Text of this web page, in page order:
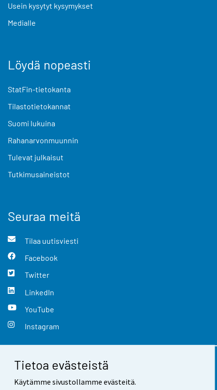
Tietoa evästeistä
Käytämme sivustollamme evästeitä.
Usein kysytyt kysymykset
Medialle
Löydä nopeasti
StatFin-tietokanta
Tilastotietokannat
Suomi lukuina
Rahanarvonmuunnin
Tulevat julkaisut
Tutkimusaineistot
Seuraa meitä
Tilaa uutisviesti
Facebook
Twitter
LinkedIn
YouTube
Instagram
Yhteystiedot
Palaute